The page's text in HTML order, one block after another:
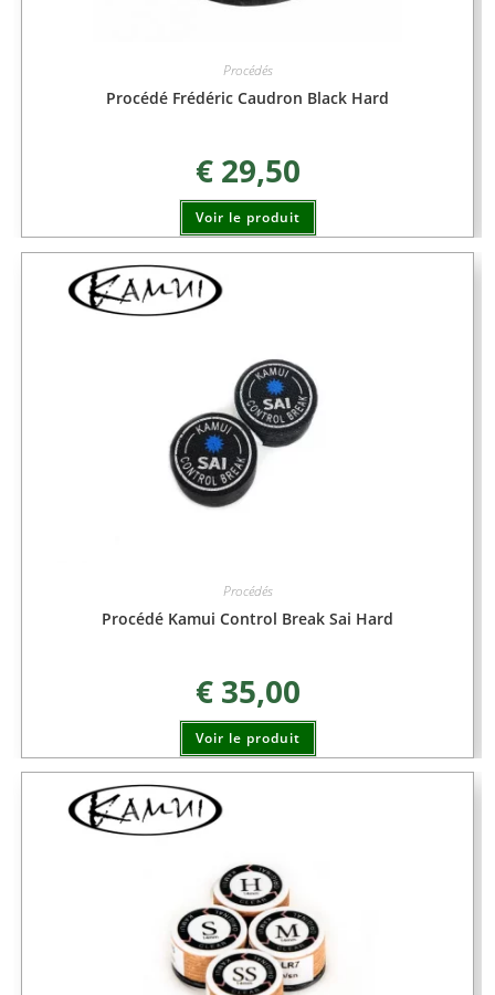
Procédés
Procédé Frédéric Caudron Black Hard
€29,50
Voir le produit
Procédés
Procédé Kamui Control Break Sai Hard
€35,00
Voir le produit